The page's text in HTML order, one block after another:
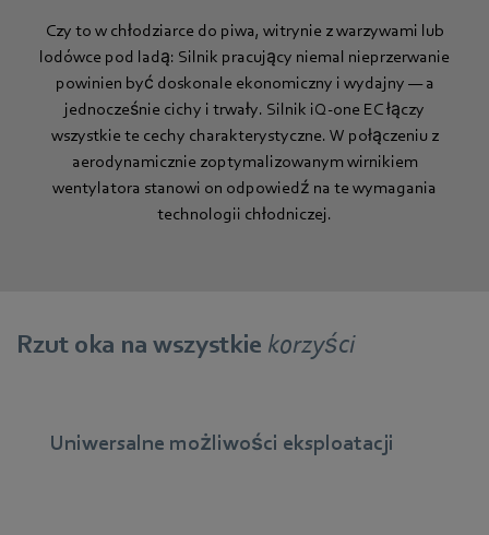
Czy to w chłodziarce do piwa, witrynie z warzywami lub
lodówce pod ladą: Silnik pracujący niemal nieprzerwanie
powinien być doskonale ekonomiczny i wydajny — a
jednocześnie cichy i trwały. Silnik iQ-one EC łączy
wszystkie te cechy charakterystyczne. W połączeniu z
aerodynamicznie zoptymalizowanym wirnikiem
wentylatora stanowi on odpowiedź na te wymagania
technologii chłodniczej.
Rzut oka na wszystkie korzyści
Uniwersalne możliwości eksploatacji